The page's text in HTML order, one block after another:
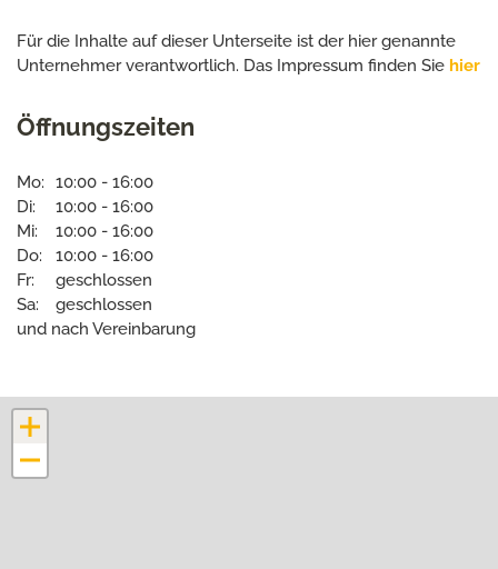
Für die Inhalte auf dieser Unterseite ist der hier genannte
Unternehmer verantwortlich. Das Impressum finden Sie hier
Öffnungszeiten
Mo:
10:00 - 16:00
Di:
10:00 - 16:00
Mi:
10:00 - 16:00
Do:
10:00 - 16:00
Fr:
geschlossen
Sa:
geschlossen
und nach Vereinbarung
+
−